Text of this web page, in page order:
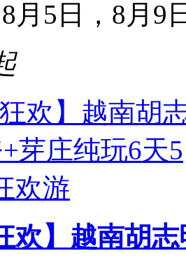
月5日，8月9
欢】越南胡